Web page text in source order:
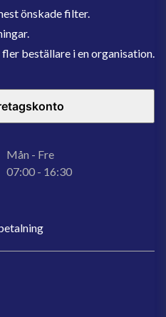
önskade filter.
beställare i en organisation.
Mån - Fre
07:00 - 16:30